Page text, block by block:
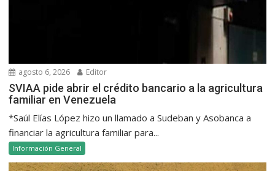
agosto 6, 2026 Editor
SVIAA pide abrir el crédito bancario a la agricultura
familiar en Venezuela
*Saúl Elías López hizo un llamado a Sudeban y Asobanca a
financiar la agricultura familiar para...
Información General